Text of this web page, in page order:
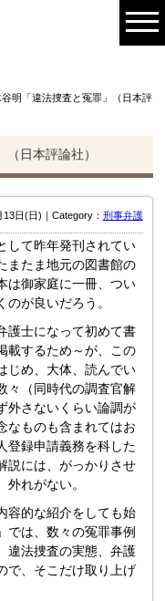
明「違法捜査と冤罪」（日本評
（日本評論社）
13日(日)｜Category： 刑事弁護
して昨年発刊されてい
またま地元の図書館の
は御家庭に一冊、つい
が良いだろう。
護士になって初めて書
載するため～が、この
じめ、大体、読んでい
々（同時代の調査官解
外さないくらい論調が
なものも含まれてはお
登録申請義務を科した
説には、がっかりさせ
れがない。
容的な紹介をしても始
では、数々の冤罪事例
違法捜査の実態、弁護
で、そこだけ取り上げ